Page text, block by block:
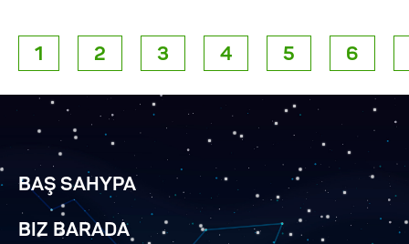
1 2 3 4 5 6
BAŞ SAHYPA
BIZ BARADA